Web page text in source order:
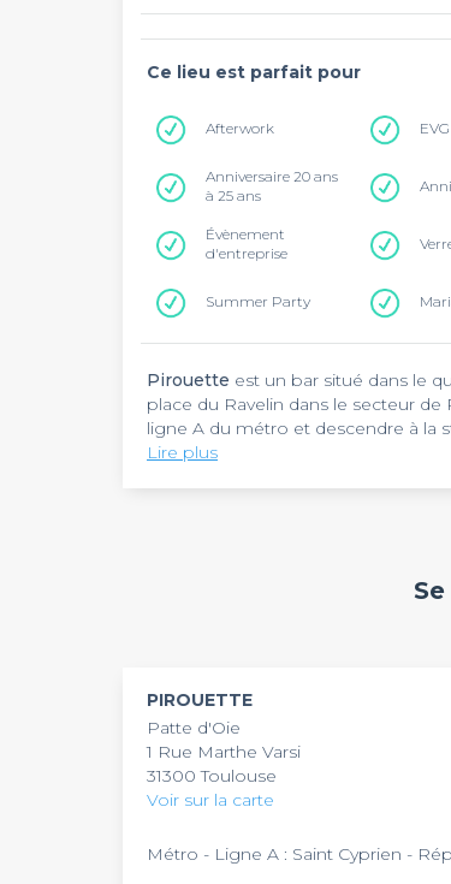
Ce lieu est parfait pour
Afterwork
Anniversaire 20 ans
à 25 ans
Évènement
d'entreprise
Summer Party
Pirouette est un bar situé dans le
place du Ravelin dans le secteur
ligne A du métro et descendre à la
de l'établissement.
également d'une terrasse
réservable du mardi au dimanche
Lire plus
PIROUETTE
Patte d'Oie
1 Rue Marthe Varsi
31300 Toulouse
Voir sur la carte
Métro - Ligne A : Saint Cyprien -